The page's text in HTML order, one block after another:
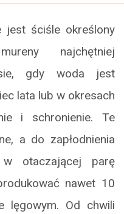
jest ściśle określony
najchętniej
gdy woda jest
lata lub w okresach
i schronienie. Te
a do zapłodnienia
otaczającej parę
nawet 10
lęgowym. Od chwili